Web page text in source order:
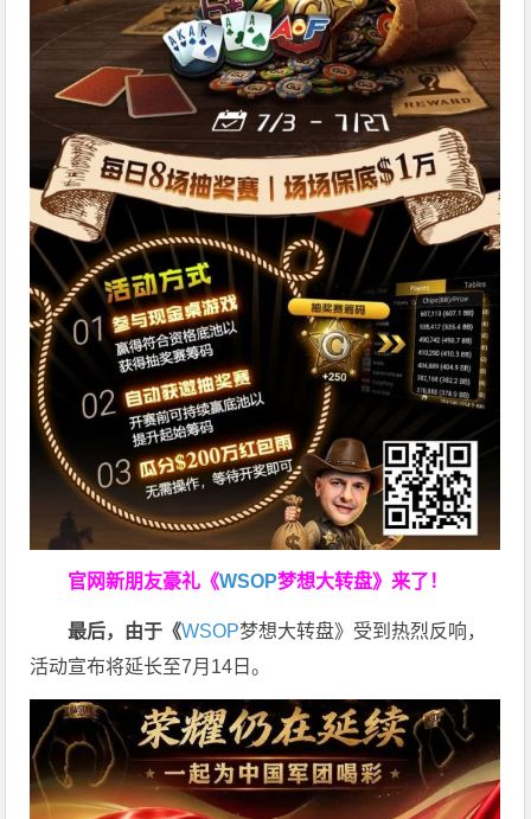
官网新朋友豪礼 《WSOP梦想大转盘》来了！
最后，由于《WSOP梦想大转盘》受到热烈反响，
活动宣布将延长至7月14日。